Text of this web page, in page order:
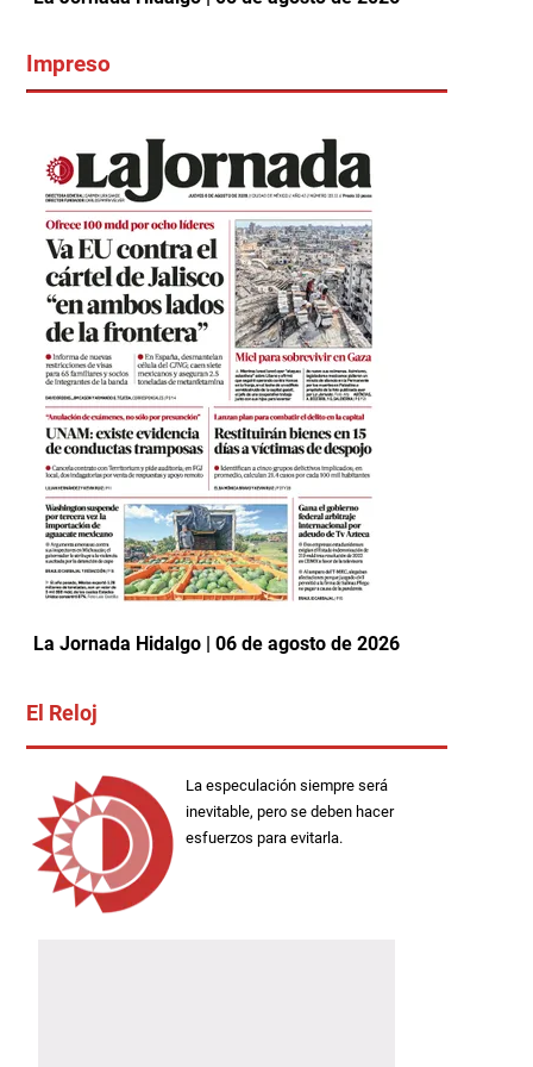
Impreso
La Jornada Hidalgo | 06 de agosto de 2026
El Reloj
La especulación siempre será
inevitable, pero se deben hacer
esfuerzos para evitarla.